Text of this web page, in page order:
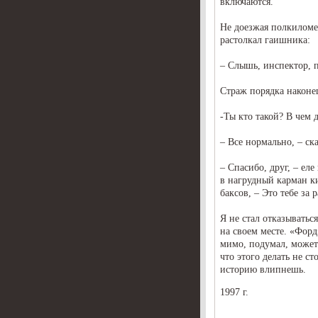
Не доезжая
растолкал гаишника:
– Слышь, инспектор,
Страж порядка
-Ты кто такой? В чем
– Все нормально, –
– Спасибо, друг, –
в нагрудный карман
баксов, – Это тебе за
Я не стал
на своем месте.
мимо, подумал, может
что этого делать не
историю влипнешь.
1997 г.